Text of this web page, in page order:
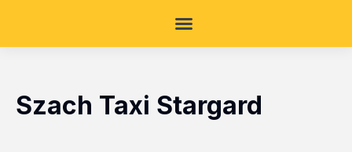
Szach Taxi Stargard